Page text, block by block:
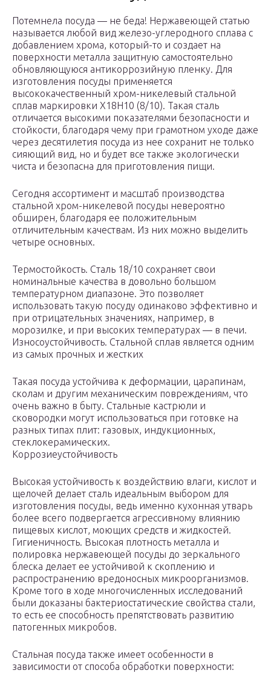
Потемнела посуда — не беда! Нержавеющей статью
называется любой вид железо-углеродного сплава с
добавлением хрома, который-то и создает на
поверхности металла защитную самостоятельно
обновляющуюся антикоррозийную пленку. Для
изготовления посуды применяется
высококачественный хром-никелевый стальной
сплав маркировки Х18Н10 (8/10). Такая сталь
отличается высокими показателями безопасности и
стойкости, благодаря чему при грамотном уходе даже
через десятилетия посуда из нее сохранит не только
сияющий вид, но и будет все также экологически
чиста и безопасна для приготовления пищи.
Сегодня ассортимент и масштаб производства
стальной хром-никелевой посуды невероятно
обширен, благодаря ее положительным
отличительным качествам. Из них можно выделить
четыре основных.
Термостойкость. Сталь 18/10 сохраняет свои
номинальные качества в довольно большом
температурном диапазоне. Это позволяет
использовать такую посуду одинаково эффективно и
при отрицательных значениях, например, в
морозилке, и при высоких температурах — в печи.
Износоустойчивость. Стальной сплав является одним
из самых прочных и жестких
Такая посуда устойчива к деформации, царапинам,
сколам и другим механическим повреждениям, что
очень важно в быту. Стальные кастрюли и
сковородки могут использоваться при готовке на
разных типах плит: газовых, индукционных,
стеклокерамических.
Коррозиеустойчивость
Высокая устойчивость к воздействию влаги, кислот и
щелочей делает сталь идеальным выбором для
изготовления посуды, ведь именно кухонная утварь
более всего подвергается агрессивному влиянию
пищевых кислот, моющих средств и жидкостей.
Гигиеничность. Высокая плотность металла и
полировка нержавеющей посуды до зеркального
блеска делает ее устойчивой к скоплению и
распространению вредоносных микроорганизмов.
Кроме того в ходе многочисленных исследований
были доказаны бактериостатические свойства стали,
то есть ее способность препятствовать развитию
патогенных микробов.
Стальная посуда также имеет особенности в
зависимости от способа обработки поверхности: